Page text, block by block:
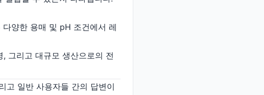
양한 용매 및 pH 조건에서 레
그리고 대규모 생산으로의 전
고 일반 사용자들 간의 답변이